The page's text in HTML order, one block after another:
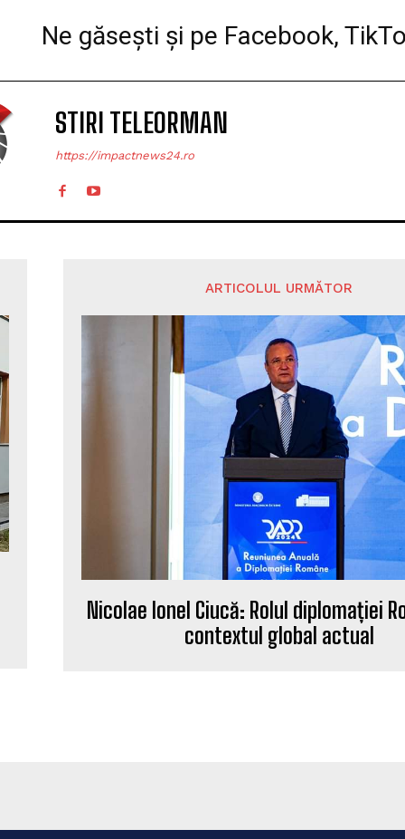
Ne găsești și pe Facebook,
STIRI TELEORMAN
https://impactnews24.ro
ARTICOLUL URMĂTOR
Nicolae Ionel Ciucă: Rolul diplomației
contextul global actual